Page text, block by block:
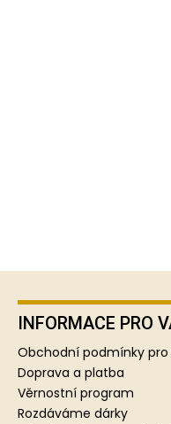
INFORMACE PRO
Obchodní podmínky
Doprava a platba
Věrnostní program
Rozdáváme dárky